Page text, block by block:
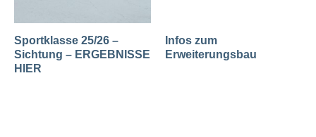
Sportklasse 25/26 –
Sichtung – ERGEBNISSE
HIER
Infos zum
Erweiterungsbau